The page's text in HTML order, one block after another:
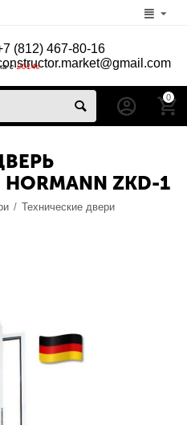
с2014г
(812) 467-80-16
0
ZKD-1
/ Технические двери